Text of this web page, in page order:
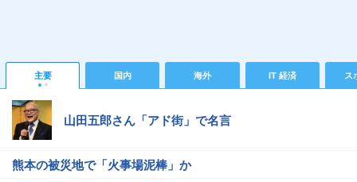
主要 国内 海外 IT 経済 ス
山田五郎さん「アド街」で名言
熊本の被災地で「火事場泥棒」か